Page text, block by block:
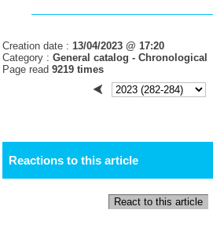
Creation date : 13/04/2023 @ 17:20
Category :General catalog -Chronological
Page read9219 times
Reactions to this article
React to this article